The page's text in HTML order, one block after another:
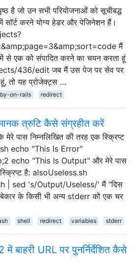
है जो उन सभी परियोजनाओं को सूचीबद्ध
सॉर्ट करने योग्य हेडर और पेजिनेशन हैं।
मैं
से एक को संपादित करने का चयन करता हूं
436/edit जब मैं उस पेज पर सेव पर
तो यह प्रोजेक्ट्स …
on-rails redirect
त्रुटि कैसे संग्रहीत करें
मेरे पास निम्नलिखित की तरह एक स्क्रिप्ट
echo "This Is Error"
echo "This Is Output" और मेरे पास
है: alsoUseless.sh
| sed 's/Output/Useless/' मैं "दिस
बेकार के किसी भी अन्य stderr को एक चर
shell redirect variables stderr
बाहरी URL पर पुनर्निर्देशित कैसे